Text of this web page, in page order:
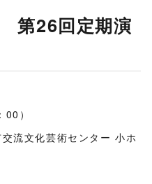
第26回定期演
）
流文化芸術センター 小ホ